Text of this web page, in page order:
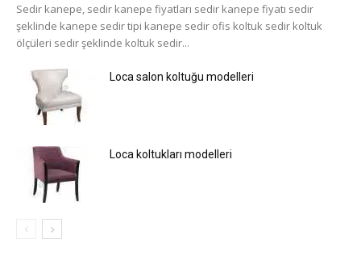
Sedir kanepe, sedir kanepe fiyatları sedir kanepe fiyatı sedir
şeklinde kanepe sedir tipi kanepe sedir ofis koltuk sedir koltuk
ölçüleri sedir şeklinde koltuk sedir...
Loca salon koltuğu modelleri
Loca koltukları modelleri